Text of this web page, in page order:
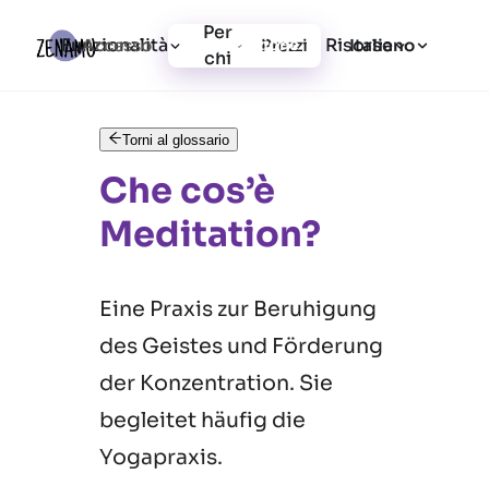
Funzionalità
Per
chi
Prezzi Risorse
Accesso Registrazione Italiano
Torni al glossario
Che cos’è
Meditation?
Eine Praxis zur Beruhigung
des Geistes und Förderung
der Konzentration. Sie
begleitet häufig die
Yogapraxis.